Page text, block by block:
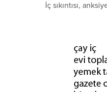
İç sıkıntısı,